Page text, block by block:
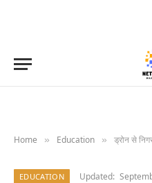
Home » Education » ड्रोन से
EDUCATION Updated: